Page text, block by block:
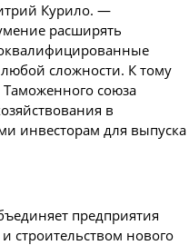
Курило. —
расширять
сложности. К тому
союза
в
инвесторам для выпуска
предприятия
строительством нового